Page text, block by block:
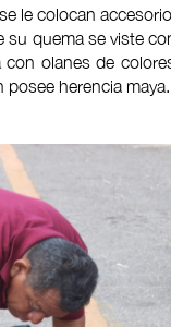
le colocan
quema se viste
olanes de
herencia maya.